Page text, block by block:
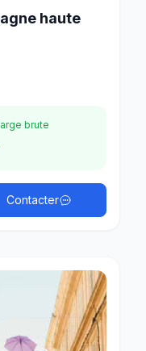
haute
brute
Contacter